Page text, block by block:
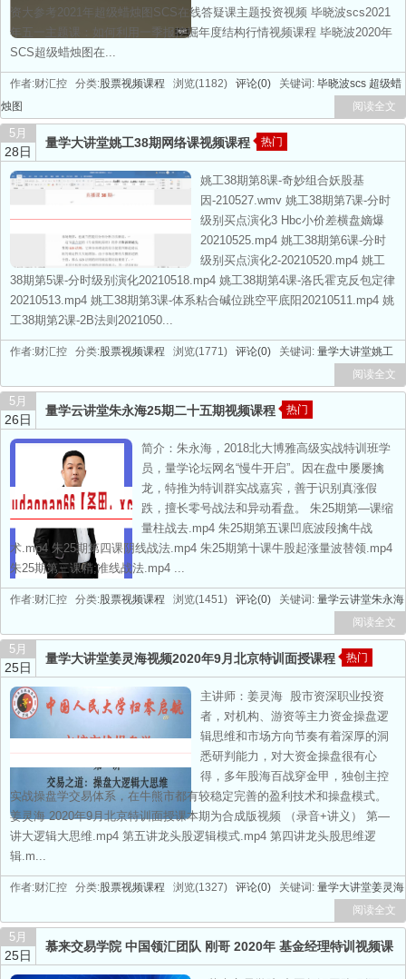
资大参考2021年超级蜡烛图SCS在线答疑课主题投资视频 毕晓波scs2021
年五一主题课：如何利用一季报挖掘年度结构行情视频课程 毕晓波2020年
SCS超级蜡烛图在...
作者:财汇控 分类:股票视频课程 浏览(1182) 评论(0) 关键词: 毕晓波scs 超级蜡
烛图
阅读全文
5月
28日
量学大讲堂姚工38期网络课视频课程 热门
姚工38期第8课-奇妙组合妖股基
因-210527.wmv 姚工38期第7课-分时
级别买点演化3 Hbc小价差横盘嫡爆
20210525.mp4 姚工38期第6课-分时
级别买点演化2-20210520.mp4 姚工
38期第5课-分时级别演化20210518.mp4 姚工38期第4课-洛氏霍克反包定律
20210513.mp4 姚工38期第3课-体系粘合碱位跳空平底阳20210511.mp4 姚
工38期第2课-2B法则2021050...
作者:财汇控 分类:股票视频课程 浏览(1771) 评论(0) 关键词: 量学大讲堂姚工
阅读全文
5月
26日
量学云讲堂朱永海25期二十五期视频课程 热门
简介：朱永海，2018北大博雅高级实战特训班学
员，量学论坛网名“慢牛开启”。因在盘中屡屡擒
龙，特推为特训群实战嘉宾，善于识别真涨假
跌，擅长零号战法和异动看盘。 朱25期第—课缩
量柱战去.mp4 朱25期第五课凹底波段擒牛战
术.mp4 朱25期第四课阴线战法.mp4 朱25期第十课牛股起涨量波替领.mp4
朱25期第三课精;准线战法.mp4 ...
作者:财汇控 分类:股票视频课程 浏览(1451) 评论(0) 关键词: 量学云讲堂朱永海
阅读全文
5月
25日
量学大讲堂姜灵海视频2020年9月北京特训面授课程 热门
主讲师：姜灵海 股市资深职业投资
者，对机构、游资等主力资金操盘逻
辑思维和市场方向节奏有着深厚的洞
悉研判能力，对大资金操盘很有心
得，多年股海百战穿金甲，独创主控
实战操盘学交易体系，在牛熊市都有较稳定完善的盈利技术和操盘模式。
姜灵海 2020年9月北京特训面授课本期为合成版视频 （录音+讲义） 第—
讲大逻辑大思维.mp4 第五讲龙头股逻辑模式.mp4 第四讲龙头股思维逻
辑.m...
作者:财汇控 分类:股票视频课程 浏览(1327) 评论(0) 关键词: 量学大讲堂姜灵海
阅读全文
5月
25日
慕来交易学院 中国领汇团队 刚哥 2020年 基金经理特训视频课